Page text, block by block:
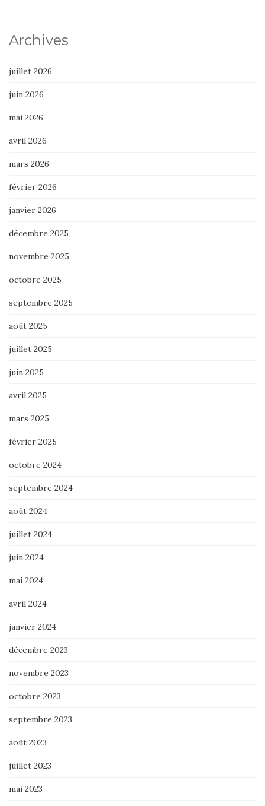
Archives
juillet 2026
juin 2026
mai 2026
avril 2026
mars 2026
février 2026
janvier 2026
décembre 2025
novembre 2025
octobre 2025
septembre 2025
août 2025
juillet 2025
juin 2025
avril 2025
mars 2025
février 2025
octobre 2024
septembre 2024
août 2024
juillet 2024
juin 2024
mai 2024
avril 2024
janvier 2024
décembre 2023
novembre 2023
octobre 2023
septembre 2023
août 2023
juillet 2023
mai 2023